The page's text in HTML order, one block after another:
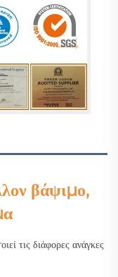
βάψιμο,
τις διάφορες ανάγκες